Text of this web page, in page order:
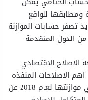
ومطابقها للواقع
تصفر حسابات الموازنة
الدول المتقدمة
الاصلاح الاقتصادي
الاصلاحات المنفذه
في العام 2017 ، ولم توضح الحكومة في موازنتها لعام 2018 عن